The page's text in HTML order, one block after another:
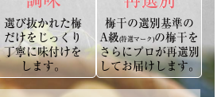
選び抜かれた梅
だけをじっくり
丁寧に味付けを
します。
梅干の選別基準の
A級(特選マーク)の梅干を
さらにプロが再選別
してお届けします。